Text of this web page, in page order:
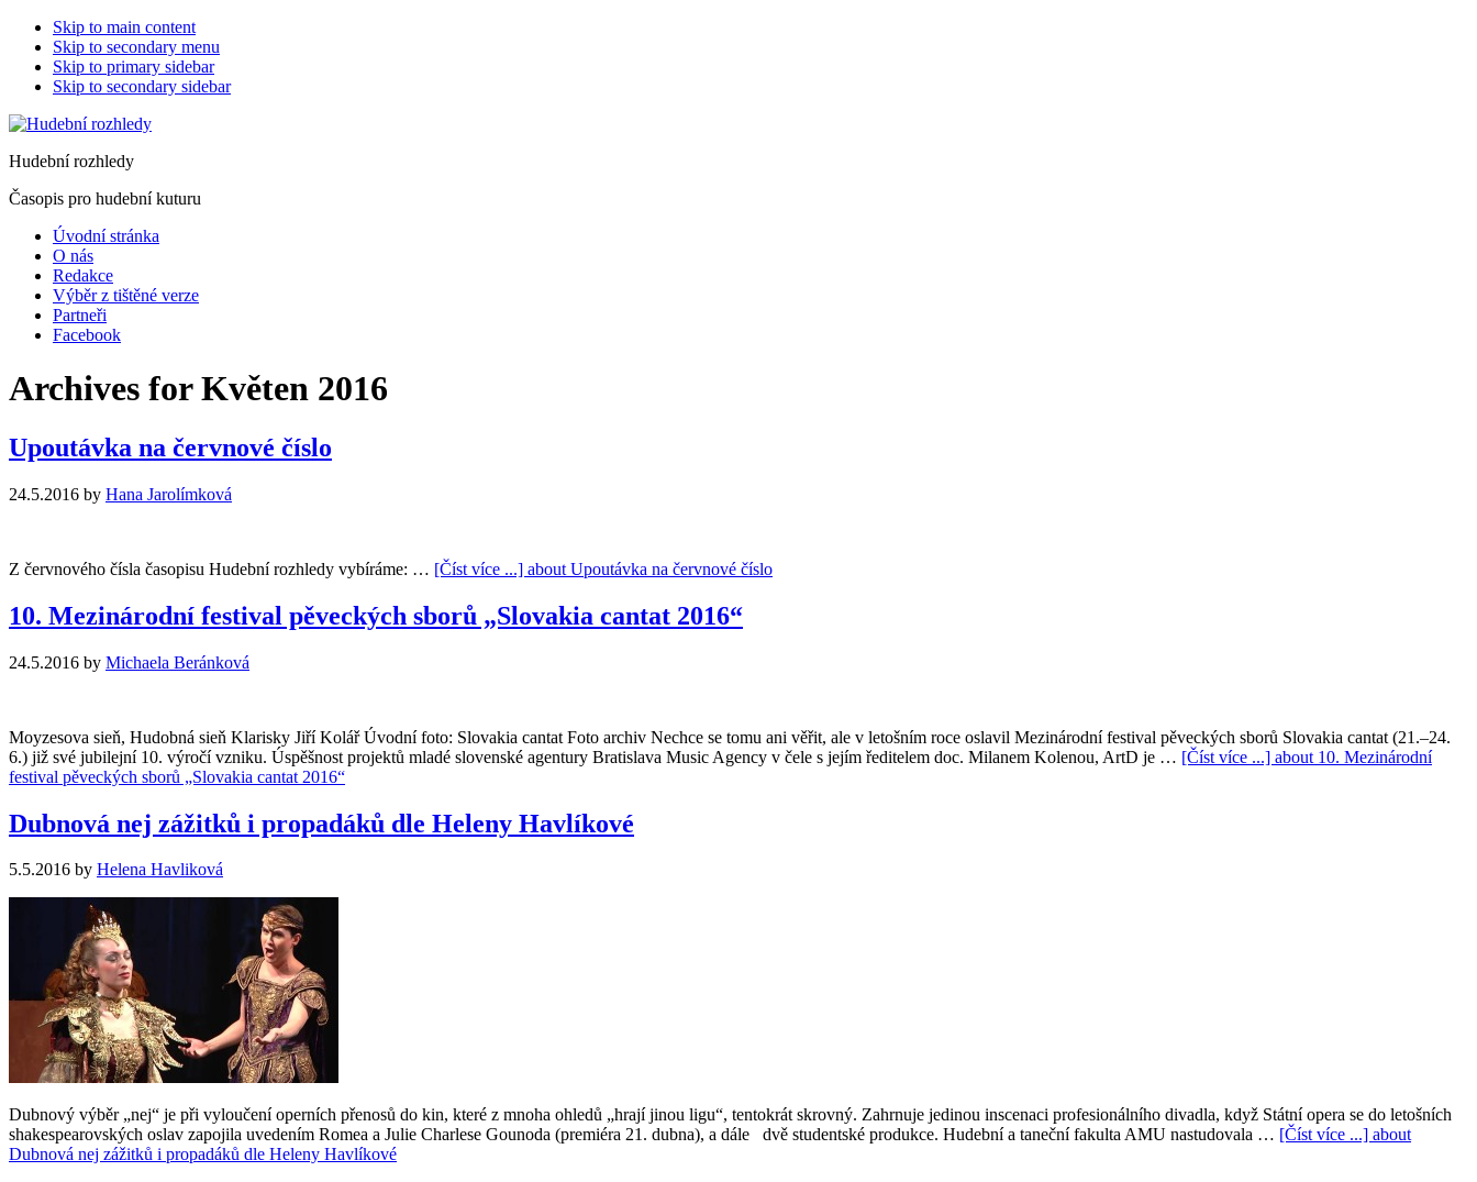
Skip to main content
Skip to secondary menu
Skip to primary sidebar
Skip to secondary sidebar
Hudební rozhledy
Časopis pro hudební kuturu
Úvodní stránka
O nás
Redakce
Výběr z tištěné verze
Partneři
Facebook
Archives for Květen 2016
Upoutávka na červnové číslo
24.5.2016 by Hana Jarolímková
Z červnového čísla časopisu Hudební rozhledy vybíráme: … [Číst více ...] about Upoutávka na červnové číslo
10. Mezinárodní festival pěveckých sborů „Slovakia cantat 2016“
24.5.2016 by Michaela Beránková
Moyzesova sieň, Hudobná sieň Klarisky Jiří Kolář Úvodní foto: Slovakia cantat Foto archiv Nechce se tomu ani věřit, ale v letošním roce oslavil Mezinárodní festival pěveckých sborů Slovakia cantat (21.–24.
6.) již své jubilejní 10. výročí vzniku. Úspěšnost projektů mladé slovenské agentury Bratislava Music Agency v čele s jejím ředitelem doc. Milanem Kolenou, ArtD je … [Číst více ...] about 10. Mezinárodní
festival pěveckých sborů „Slovakia cantat 2016“
Dubnová nej zážitků i propadáků dle Heleny Havlíkové
5.5.2016 by Helena Havliková
Dubnový výběr „nej“ je při vyloučení operních přenosů do kin, které z mnoha ohledů „hrají jinou ligu“, tentokrát skrovný. Zahrnuje jedinou inscenaci profesionálního divadla, když Státní opera se do letošních
shakespearovských oslav zapojila uvedením Romea a Julie Charlese Gounoda (premiéra 21. dubna), a dále dvě studentské produkce. Hudební a taneční fakulta AMU nastudovala … [Číst více ...] about
Dubnová nej zážitků i propadáků dle Heleny Havlíkové